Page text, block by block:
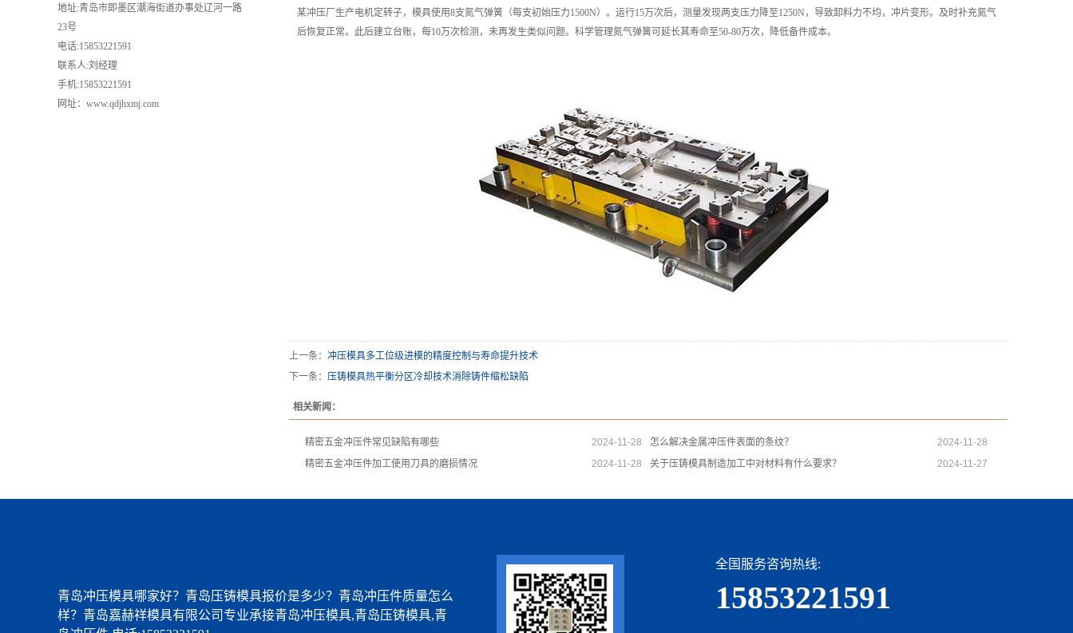
地址:青岛市即墨区潮海街道办事处辽河一路
23号
电话:15853221591
联系人:刘经理
手机:15853221591
网址：www.qdjhxmj.com
某冲压厂生产电机定转子，模具使用8支氮气弹簧（每支初始压力1500N）。运行15万次后，测量发现两支压力降至1250N，导致卸料力不均，冲片变形。及时补充氮气
后恢复正常。此后建立台账，每10万次检测，未再发生类似问题。科学管理氮气弹簧可延长其寿命至50-80万次，降低备件成本。
上一条： 冲压模具多工位级进模的精度控制与寿命提升技术
下一条： 压铸模具热平衡分区冷却技术消除铸件缩松缺陷
相关新闻：
精密五金冲压件常见缺陷有哪些 2024-11-28 怎么解决金属冲压件表面的条纹？
2024-11-28
精密五金冲压件加工使用刀具的磨损情况
2024-11-28 关于压铸模具制造加工中对材料有什么要求？ 2024-11-27
青岛冲压模具哪家好？青岛压铸模具报价是多少？青岛冲压件质量怎么
样？青岛嘉赫祥模具有限公司专业承接青岛冲压模具,青岛压铸模具,青
全国服务咨询热线:
15853221591